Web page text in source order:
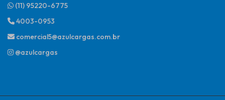
(11) 95220-6775
4003-0953
comercial5@azulcargas.com.br
@azulcargas